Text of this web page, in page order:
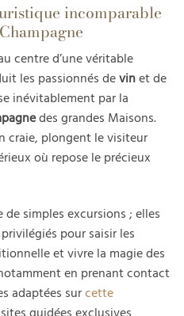
incomparable
centre d’une véritable
les passionnés devinet de
inévitablement par la
des grandes Maisons.
craie, plongent le visiteur
où repose le précieux
simples excursions ; elles
pour saisir les
et vivre la magie des
en prenant contact
adaptées surcette